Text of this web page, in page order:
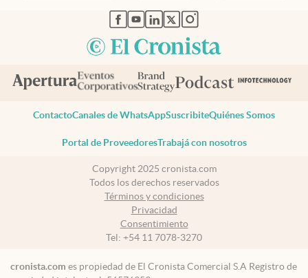
abre en nueva pestaña
abre en nueva pestaña
abre en nueva pestaña
abre en nueva pestaña
abre en nueva pestaña
ContactoCanales de WhatsAppSuscribiteQuiénes Somos
Portal de ProveedoresTrabajá con nosotros
Copyright 2025 cronista.com
Todos los derechos reservados
Términos y condiciones
Privacidad
Consentimiento
Tel: +54 11 7078-3270
cronista.com es propiedad de El Cronista Comercial S.A Registro de